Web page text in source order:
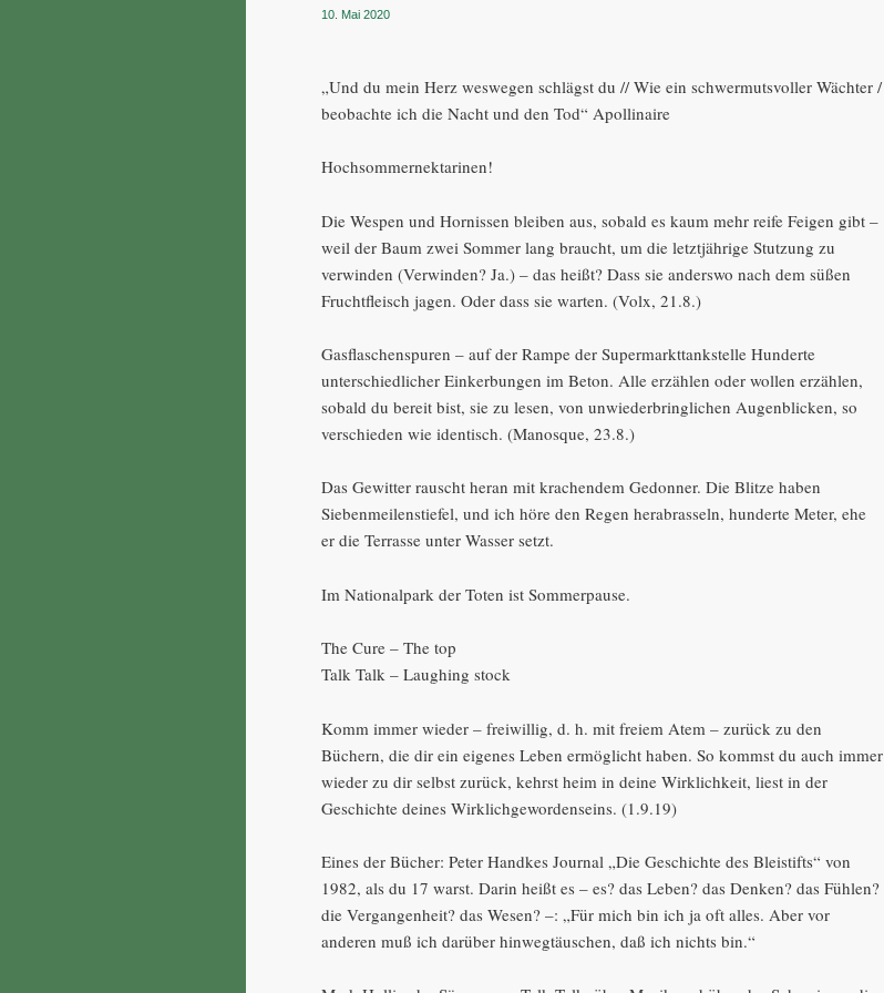
10. Mai 2020
„Und du mein Herz weswegen schlägst du // Wie ein schwermutsvoller Wächter /
beobachte ich die Nacht und den Tod“ Apollinaire
Hochsommernektarinen!
Die Wespen und Hornissen bleiben aus, sobald es kaum mehr reife Feigen gibt –
weil der Baum zwei Sommer lang braucht, um die letztjährige Stutzung zu
verwinden (Verwinden? Ja.) – das heißt? Dass sie anderswo nach dem süßen
Fruchtfleisch jagen. Oder dass sie warten. (Volx, 21.8.)
Gasflaschenspuren – auf der Rampe der Supermarkttankstelle Hunderte
unterschiedlicher Einkerbungen im Beton. Alle erzählen oder wollen erzählen,
sobald du bereit bist, sie zu lesen, von unwiederbringlichen Augenblicken, so
verschieden wie identisch. (Manosque, 23.8.)
Das Gewitter rauscht heran mit krachendem Gedonner. Die Blitze haben
Siebenmeilenstiefel, und ich höre den Regen herabrasseln, hunderte Meter, ehe
er die Terrasse unter Wasser setzt.
Im Nationalpark der Toten ist Sommerpause.
The Cure – The top
Talk Talk – Laughing stock
Komm immer wieder – freiwillig, d. h. mit freiem Atem – zurück zu den
Büchern, die dir ein eigenes Leben ermöglicht haben. So kommst du auch immer
wieder zu dir selbst zurück, kehrst heim in deine Wirklichkeit, liest in der
Geschichte deines Wirklichgewordenseins. (1.9.19)
Eines der Bücher: Peter Handkes Journal „Die Geschichte des Bleistifts“ von
1982, als du 17 warst. Darin heißt es – es? das Leben? das Denken? das Fühlen?
die Vergangenheit? das Wesen? –: „Für mich bin ich ja oft alles. Aber vor
anderen muß ich darüber hinwegtäuschen, daß ich nichts bin.“